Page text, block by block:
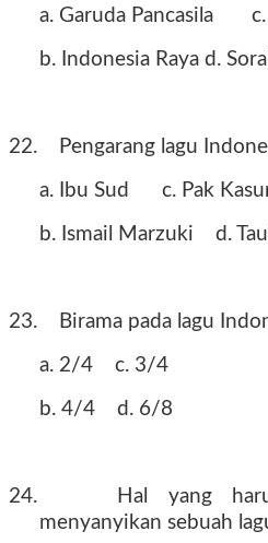
a. Garuda Pancasila
b. Indonesia Raya d.
22. Pengarang lagu
a. Ibu Sud c. Pak
b. Ismail Marzuki d.
23. Birama pada lagu
a. 2/4 c. 3/4
b. 4/4 d. 6/8
24.
Hal yang
menyanyikan sebuah